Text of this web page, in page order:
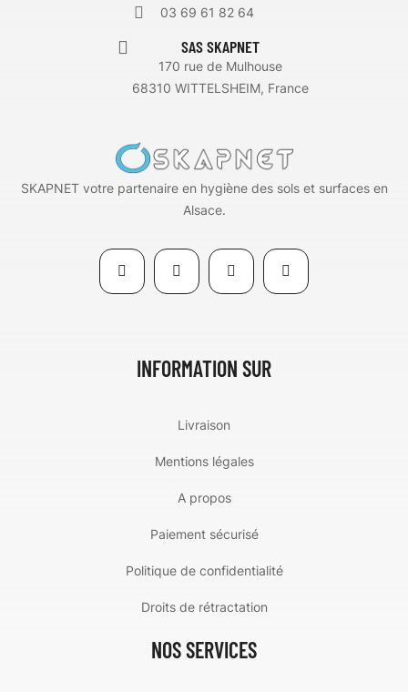
03 69 61 82 64
SAS SKAPNET
170 rue de Mulhouse
68310 WITTELSHEIM, France
SKAPNET votre partenaire en hygiène des sols et surfaces en
Alsace.
INFORMATION SUR
Livraison
Mentions légales
A propos
Paiement sécurisé
Politique de confidentialité
Droits de rétractation
NOS SERVICES